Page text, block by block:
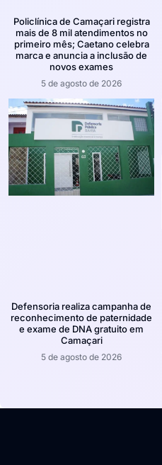
Policlínica de Camaçari registra
mais de 8 mil atendimentos no
primeiro mês; Caetano celebra
marca e anuncia a inclusão de
novos exames
5 de agosto de 2026
Defensoria realiza campanha de
reconhecimento de paternidade
e exame de DNA gratuito em
Camaçari
5 de agosto de 2026